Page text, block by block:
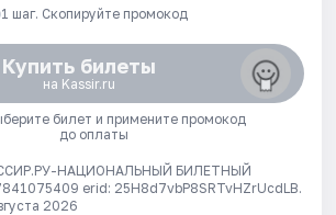
1 шаг. Скопируйте промокод
Купить билеты
на Kassir.ru
билет и примените промокод
до оплаты
НАЦИОНАЛЬНЫЙ БИЛЕТНЫЙ
erid: 25H8d7vbP8SRTvHZrUcdLB.
2026